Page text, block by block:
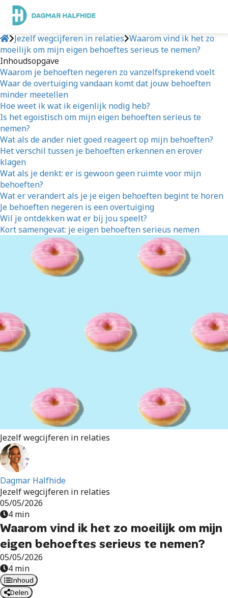
Jezelf wegcijferen in relaties Waarom vind ik het zo
moeilijk om mijn eigen behoeftes serieus te nemen?
Inhoudsopgave
Waarom je behoeften negeren zo vanzelfsprekend voelt
Waar de overtuiging vandaan komt dat jouw behoeften
minder meetellen
Hoe weet ik wat ik eigenlijk nodig heb?
Is het egoistisch om mijn eigen behoeften serieus te
nemen?
Wat als de ander niet goed reageert op mijn behoeften?
Het verschil tussen je behoeften erkennen en erover
klagen
Wat als je denkt: er is gewoon geen ruimte voor mijn
behoeften?
Wat er verandert als je je eigen behoeften begint te horen
Je behoeften negeren is een overtuiging
Wil je ontdekken wat er bij jou speelt?
Kort samengevat: je eigen behoeften serieus nemen
Jezelf wegcijferen in relaties
Dagmar Halfhide
Jezelf wegcijferen in relaties
05/05/2026
4 min
Waarom vind ik het zo moeilijk om mijn
eigen behoeftes serieus te nemen?
05/05/2026
4 min
Inhoud
Delen